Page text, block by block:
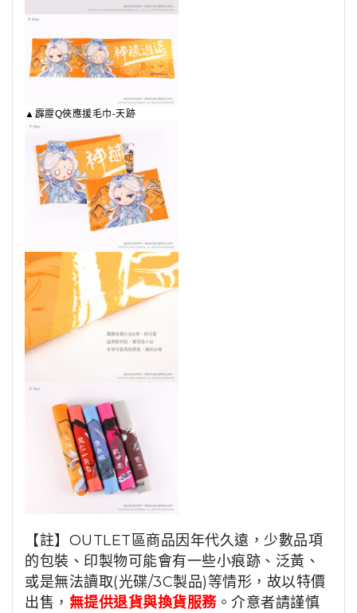
▲ 霹靂Q俠應援毛巾-天跡
【註】OUTLET區商品因年代久遠，少數品項
的包裝、印製物可能會有一些小痕跡、泛黃、
或是無法讀取(光碟/3C製品)等情形，故以特價
出售， 無提供退貨與換貨服務。介意者請謹慎